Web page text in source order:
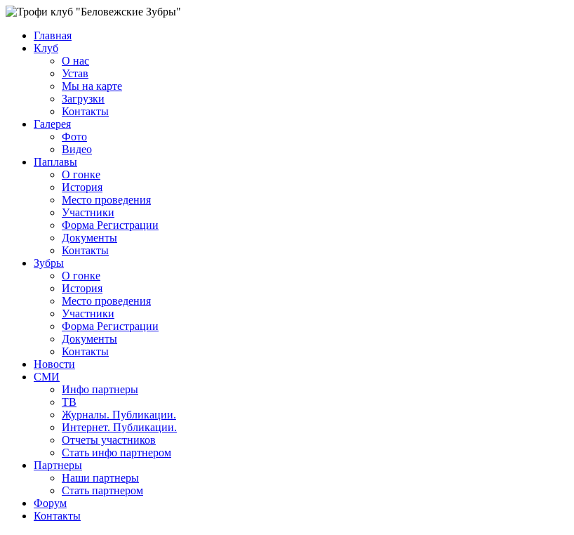
Главная
Клуб
О нас
Устав
Мы на карте
Загрузки
Контакты
Галерея
Фото
Видео
Паплавы
О гонке
История
Место проведения
Участники
Форма Регистрации
Документы
Контакты
Зубры
О гонке
История
Место проведения
Участники
Форма Регистрации
Документы
Контакты
Новости
СМИ
Инфо партнеры
ТВ
Журналы. Публикации.
Интернет. Публикации.
Отчеты участников
Стать инфо партнером
Партнеры
Наши партнеры
Стать партнером
Форум
Контакты